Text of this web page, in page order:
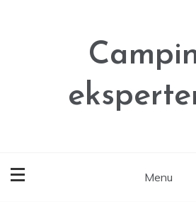
Menu